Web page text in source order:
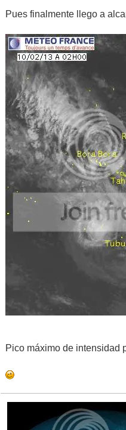
Pues finalmente llego a
Pico máximo de intensidad